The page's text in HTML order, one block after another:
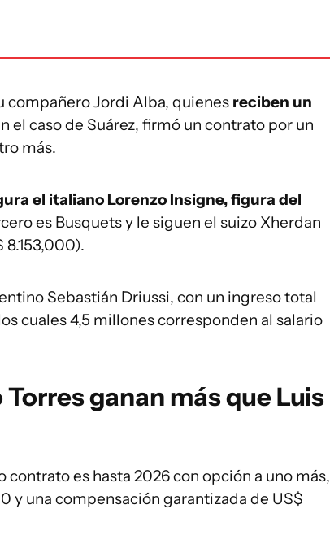
compañero Jordi Alba, quienes reciben un
el caso de Suárez, firmó un contrato por un
más.
el italiano Lorenzo Insigne, figura del
es Busquets y le siguen el suizo Xherdan
Sebastián Driussi, con un ingreso total
cuales 4,5 millones corresponden al salario
ganan más que Luis
es hasta 2026 con opción a uno más,
y una compensación garantizada de US$